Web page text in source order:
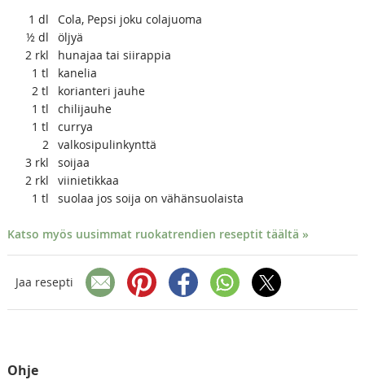
1 dl
Cola, Pepsi joku colajuoma
½ dl
öljyä
2 rkl
hunajaa tai siirappia
1 tl
kanelia
2 tl
korianteri jauhe
1 tl
chilijauhe
1 tl
currya
2 valkosipulinkynttä
3 rkl
soijaa
2 rkl
viinietikkaa
1 tl suolaa jos soija on vähänsuolaista
Katso myös uusimmat ruokatrendien reseptit täältä »
Jaa resepti
Ohje